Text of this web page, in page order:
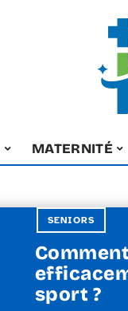
MATERNITÉ
SENIORS
sport ?